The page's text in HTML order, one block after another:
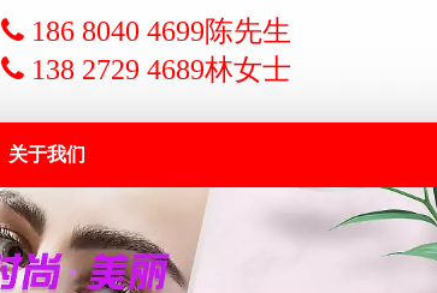
 186 8040 4699陈先生
 138 2729 4689林女士
关于我们